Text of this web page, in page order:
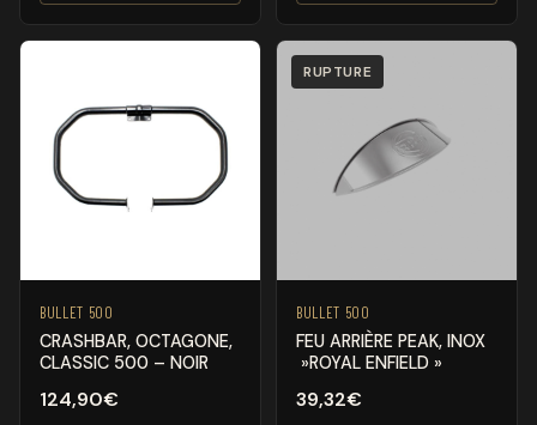
BULLET 500
CRASHBAR, OCTAGONE,
CLASSIC 500 – NOIR
124,90€
RUPTURE
BULLET 500
FEU ARRIÈRE PEAK, INOX
»ROYAL ENFIELD »
39,32€